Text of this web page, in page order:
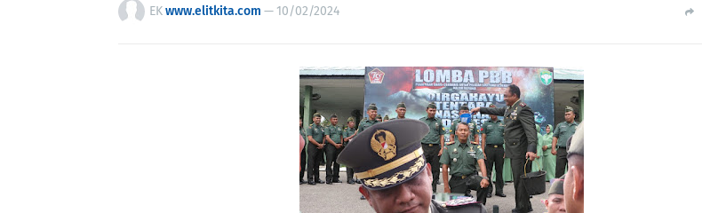
EKwww.elitkita.com — 10/02/2024